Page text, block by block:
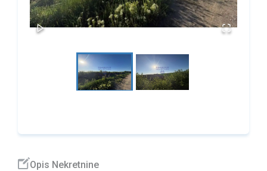
Opis Nekretnine